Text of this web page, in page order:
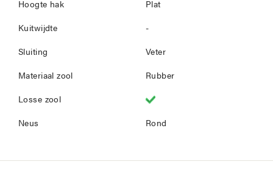
Hoogte hak Plat
Kuitwijdte -
Sluiting Veter
Materiaal zool Rubber
Losse zool
Neus Rond